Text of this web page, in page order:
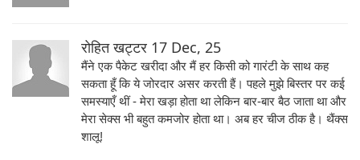
रोहित खट्टर 17 Dec, 25
मैंने एक पैकेट खरीदा और मैं हर किसी को गारंटी के साथ कह
सकता हूँ कि ये जोरदार असर करती हैं। पहले मुझे बिस्तर पर कई
समस्याएँ थीं - मेरा खड़ा होता था लेकिन बार-बार बैठ जाता था और
मेरा सेक्स भी बहुत कमजोर होता था। अब हर चीज ठीक है। थैंक्स
शालू!